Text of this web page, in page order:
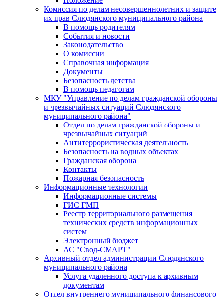
Комиссия по делам несовершеннолетних и защите
их прав Слюдянского муниципального района
В помощь родителям
События и новости
Законодательство
О комиссии
Справочная информация
Документы
Безопасность детства
В помощь педагогам
МКУ "Управление по делам гражданской обороны
и чрезвычайных ситуаций Слюдянского
муниципального района"
Отдел по делам гражданской обороны и
чрезвычайных ситуаций
Антитеррористическая деятельность
Безопасность на водных объектах
Гражданская оборона
Контакты
Пожарная безопасность
Информационные технологии
Информационные системы
ГИС ГМП
Реестр территориального размещения
технических средств информационных
систем
Электронный бюджет
АС "Свод-СМАРТ"
Архивный отдел администрации Слюдянского
муниципального района
Услуга удаленного доступа к архивным
документам
Отдел внутреннего муниципального финансового